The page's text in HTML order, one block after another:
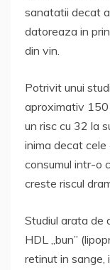
sanatatii decat
datoreaza in
din vin.
Potrivit unui
aproximativ 150
un risc cu 32 la
inima decat
consumul intr-o
creste riscul
Studiul arata de
HDL „bun”
retinut in sange,